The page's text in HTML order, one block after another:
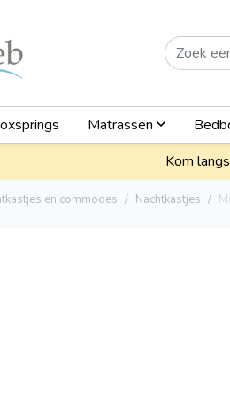
Matrassen
Kom
en commodes Nachtkastjes